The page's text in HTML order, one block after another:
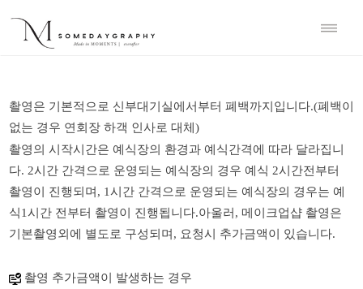
촬영은 기본적으로 신부대기실에서부터 폐백까지입니다.(폐백이
없는 경우 연회장 하객 인사로 대체 )
촬영의 시작시간은 예식장의 환경과 예식간격에 따라 달라집니
다. 2시간 간격으로 운영되는 예식장의 경우 예식 2시간전부터
촬영이
진행되며 , 1시간 간격으로 운영되는 예식장의 경우는 예
식1시간 전부터 촬영이 진행됩니다.아울러 , 메이크업샵 촬영은
기본촬영외에
별도로 구성되며 , 요청시 추가금액이 있습니다.
촬영 추가금액이 발생하는 경우